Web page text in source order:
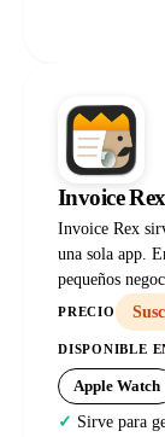
Invoice Rex
Invoice Rex
una sola app.
pequeños
PRECIO
DISPONIBLE
Apple Watch
Sirve para